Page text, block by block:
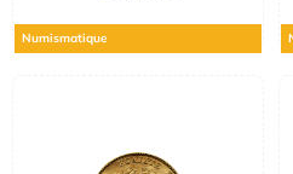
Numismatique